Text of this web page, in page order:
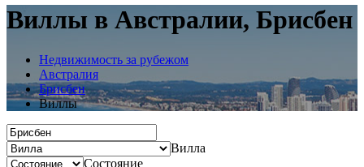
Виллы в Австралии, Брисбен
Недвижимость за рубежом
Австралия
Брисбен
Виллы
Вилла
Состояние